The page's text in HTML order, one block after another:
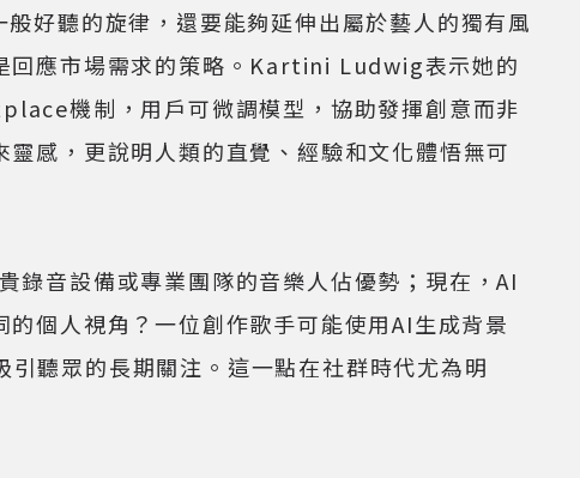
好聽的旋律，還要能夠延伸出屬於藝人的獨有風
回應市場需求的策略。Kartini Ludwig表示她的
機制，用戶可微調模型，協助發揮創意而非
感，更說明人類的直覺、經驗和文化體悟無可
音設備或專業團隊的音樂人佔優勢；現在，AI
個人視角？一位創作歌手可能使用AI生成背景
聽眾的長期關注。這一點在社群時代尤為明